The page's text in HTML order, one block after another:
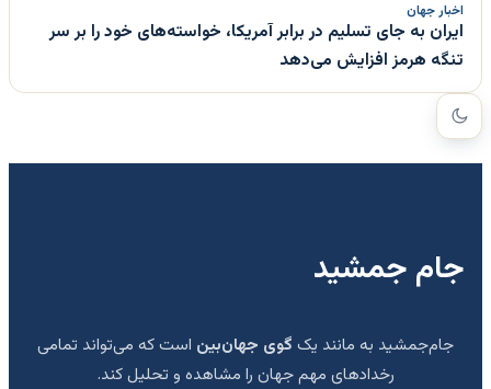
اخبار جهان
ایران به جای تسلیم در برابر آمریکا، خواسته‌های خود را بر سر
تنگه هرمز افزایش می‌دهد
جام جمشید
جام‌جمشید به مانند یک گوی جهان‌بین است که می‌تواند تمامی
رخدادهای مهم جهان را مشاهده و تحلیل کند.